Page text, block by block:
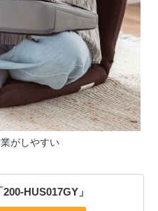
がしやすい
HUS017GY」